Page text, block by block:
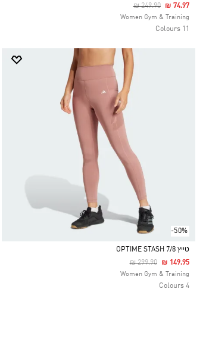
Selected
Price Reduced From
₪ 249.90To₪ 74.97
Women Gym & Training
11 Colours
-50%
Selected
טייץ OPTIME STASH 7/8
Price Reduced From
₪ 299.90To₪ 149.95
Women Gym & Training
4 Colours